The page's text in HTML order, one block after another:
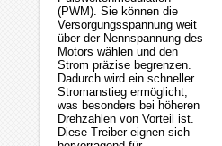
(PWM). Sie können die
Versorgungsspannung weit
über der Nennspannung des
Motors wählen und den
Strom präzise begrenzen.
Dadurch wird ein schneller
Stromanstieg ermöglicht,
was besonders bei höheren
Drehzahlen von Vorteil ist.
Diese Treiber eignen sich